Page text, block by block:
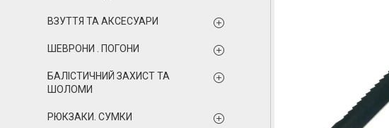
ВЗУТТЯ ТА АКСЕСУАРИ
ШЕВРОНИ . ПОГОНИ
БАЛІСТИЧНИЙ ЗАХИСТ ТА
ШОЛОМИ
РЮКЗАКИ. СУМКИ